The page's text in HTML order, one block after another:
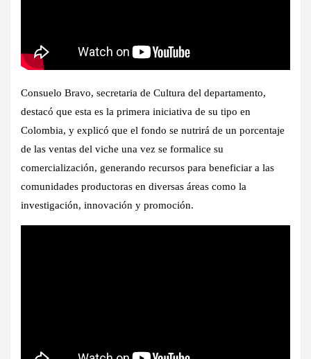
Consuelo Bravo, secretaria de Cultura del departamento,
destacó que esta es la primera iniciativa de su tipo en
Colombia, y explicó que el fondo se nutrirá de un porcentaje
de las ventas del viche una vez se formalice su
comercialización, generando recursos para beneficiar a las
comunidades productoras en diversas áreas como la
investigación, innovación y promoción.